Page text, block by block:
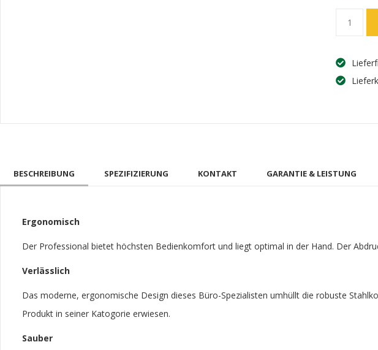
BESCHREIBUNG SPEZIFIZIERUNG KONTAKT GARANTIE & LEISTUNG
Ergonomisch
Der Professional bietet höchsten Bedienkomfort und liegt optimal in der Hand. Der
Verlässlich
Das moderne, ergonomische Design dieses Büro-Spezialisten umhüllt die robuste
Produkt in seiner Katogorie erwiesen.
Sauber